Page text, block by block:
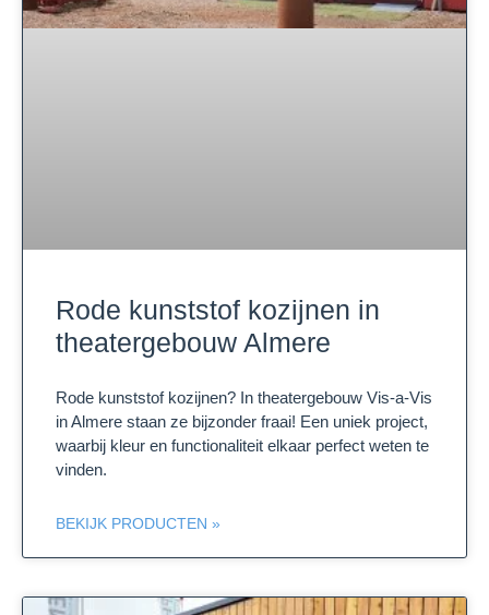
Rode kunststof kozijnen in
theatergebouw Almere
Rode kunststof kozijnen? In theatergebouw Vis-a-Vis
in Almere staan ze bijzonder fraai! Een uniek project,
waarbij kleur en functionaliteit elkaar perfect weten te
vinden.
BEKIJK PRODUCTEN »